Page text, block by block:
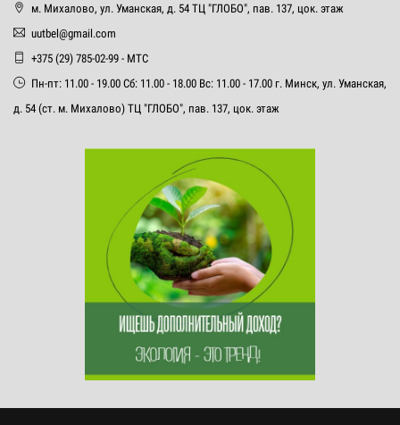
м. Михалово, ул. Уманская, д. 54 ТЦ "ГЛОБО", пав. 137, цок. этаж
uutbel@gmail.com
+375 (29) 785-02-99 - МТС
Пн-пт: 11.00 - 19.00 Сб: 11.00 - 18.00 Вс: 11.00 - 17.00 г. Минск, ул. Уманская,
д. 54 (ст. м. Михалово) ТЦ "ГЛОБО", пав. 137, цок. этаж